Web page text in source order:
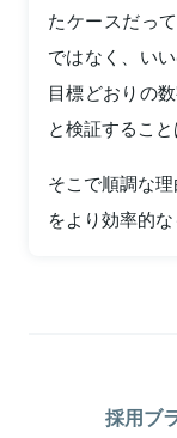
たケースだっ
ではなく、い
目標どおりの
と検証すること
そこで順調な
をより効率的
採用ブ